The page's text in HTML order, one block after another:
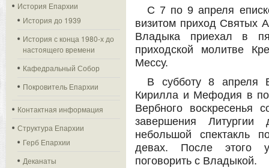
История Епархии
История до 1939
История с конца 1980-х до
настоящего времени
Кафедральный Собор
Покровитель Епархии
Контактная информация
Структура Епархии
Герб Епархии
Деканаты
С 7 по 9 апреля
визитом приход Святых
Владыка приехал в
приходской молитве
Мессу.
В субботу 8 апреля
Кирилла и Мефодия в
Вербного воскресенья
завершения
небольшой спектакль
девах. После этого
поговорить с Владыкой.